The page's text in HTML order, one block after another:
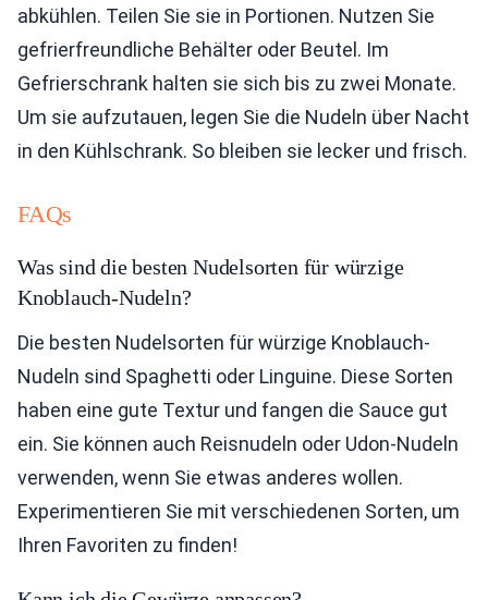
abkühlen. Teilen Sie sie in Portionen. Nutzen Sie
gefrierfreundliche Behälter oder Beutel. Im
Gefrierschrank halten sie sich bis zu zwei Monate.
Um sie aufzutauen, legen Sie die Nudeln über Nacht
in den Kühlschrank. So bleiben sie lecker und frisch.
FAQs
Was sind die besten Nudelsorten für würzige
Knoblauch-Nudeln?
Die besten Nudelsorten für würzige Knoblauch-
Nudeln sind Spaghetti oder Linguine. Diese Sorten
haben eine gute Textur und fangen die Sauce gut
ein. Sie können auch Reisnudeln oder Udon-Nudeln
verwenden, wenn Sie etwas anderes wollen.
Experimentieren Sie mit verschiedenen Sorten, um
Ihren Favoriten zu finden!